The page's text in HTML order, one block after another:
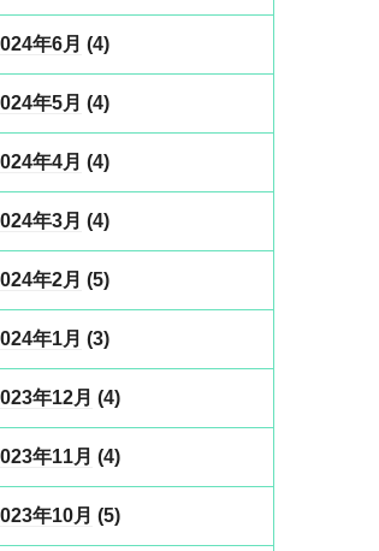
年6月 (4)
年5月 (4)
年4月 (4)
年3月 (4)
年2月 (5)
年1月 (3)
年12月 (4)
年11月 (4)
年10月 (5)